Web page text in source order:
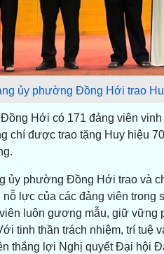
ủy phường Đồng Hới trao
Hới có 171 đảng viên
chí được trao tặng Huy hiệu
phường Đồng Hới trao và
lực của các đảng viên trong
luôn gương mẫu, giữ vững
tinh thần trách nhiệm, trí tuệ
thắng lợi Nghị quyết Đại hội